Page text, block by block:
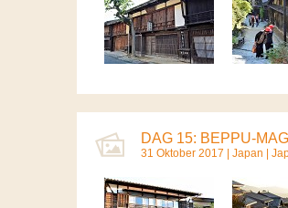
DAG 15: BEPPU-
31 Oktober 2017 | Japan